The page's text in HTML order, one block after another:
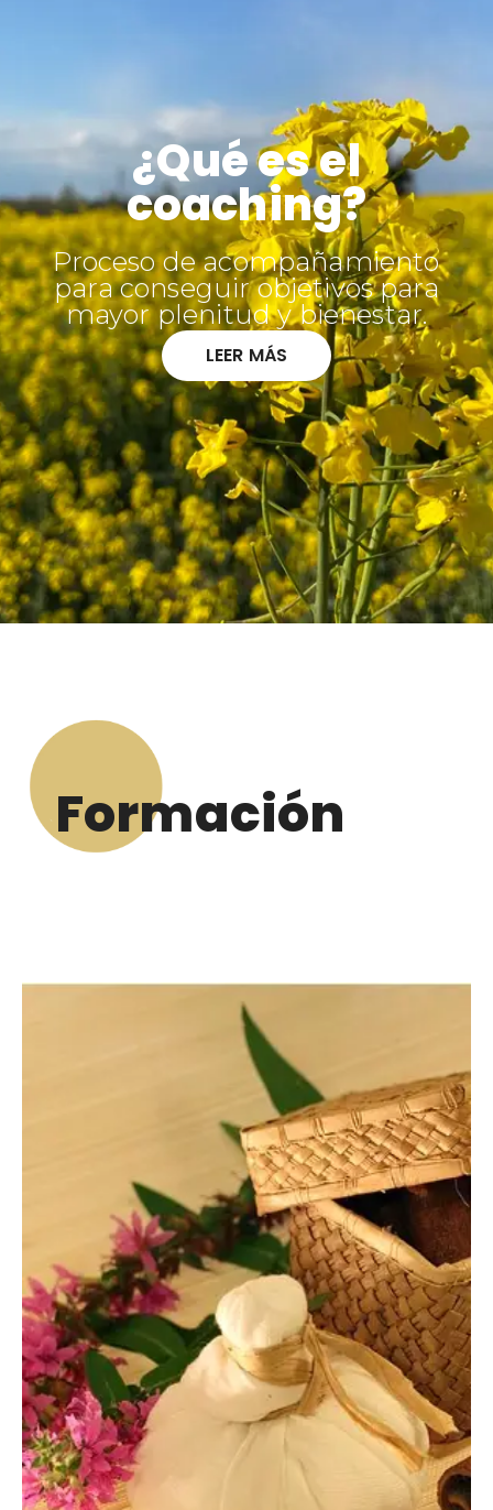
¿Qué es el
coaching?
Proceso de acompañamiento
para conseguir objetivos para
mayor plenitud y bienestar.
LEER MÁS
Formación